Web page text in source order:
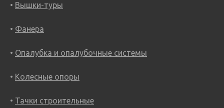
Вышки-туры
Фанера
Опалубка и опалубочные системы
Колесные опоры
Тачки строительные